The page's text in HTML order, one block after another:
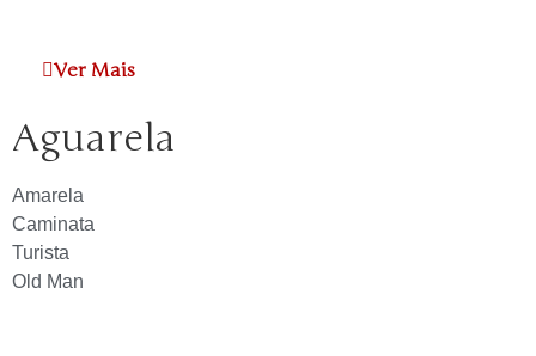
Ver Mais
Aguarela
Amarela
Caminata
Turista
Old Man